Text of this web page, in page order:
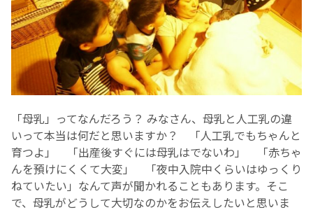
「母乳」ってなんだろう？ みなさん、母乳と人工乳の違
いって本当は何だと思いますか？ 「人工乳でもちゃんと
育つよ」 「出産後すぐには母乳はでないわ」 「赤ちゃ
んを預けにくくて大変」 「夜中入院中くらいはゆっくり
ねていたい」なんて声が聞かれることもあります。そこ
で、母乳がどうして大切なのかをお伝えしたいと思いま
お産について
親と子の結びつき支援
予防接種
その他の診療内容